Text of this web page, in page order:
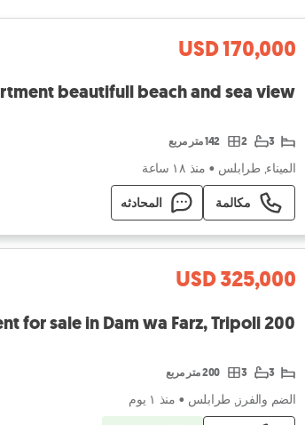
USD 170,000
beautifull beach and sea view
3
2 142 متر مربع
الميناء, طرابلس • منذ ١٨ ساعة
مكالمة المحادثه
USD 325,000
200 sqm 3-bedroom apartment for sale in Dam wa Farz, Tripoli
3
3 200 متر مربع
الضم والفرز, طرابلس • منذ ١ يوم